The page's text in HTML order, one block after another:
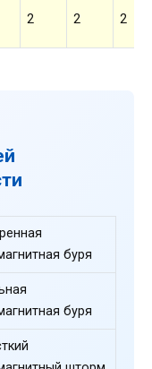
2 2 2
буря
буря